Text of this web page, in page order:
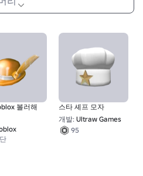
볼러해
스타 셰프 모자
개발: Ultraw Games
95